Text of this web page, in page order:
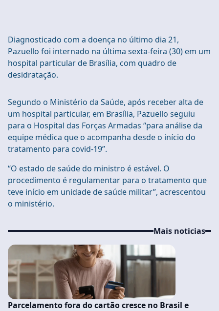
Diagnosticado com a doença no último dia 21,
Pazuello foi internado na última sexta-feira (30) em um
hospital particular de Brasília, com quadro de
desidratação.
Segundo o Ministério da Saúde, após receber alta de
um hospital particular, em Brasília, Pazuello seguiu
para o Hospital das Forças Armadas “para análise da
equipe médica que o acompanha desde o início do
tratamento para covid-19”.
“O estado de saúde do ministro é estável. O
procedimento é regulamentar para o tratamento que
teve início em unidade de saúde militar”, acrescentou
o ministério.
Mais noticias
Parcelamento fora do cartão cresce no Brasil e